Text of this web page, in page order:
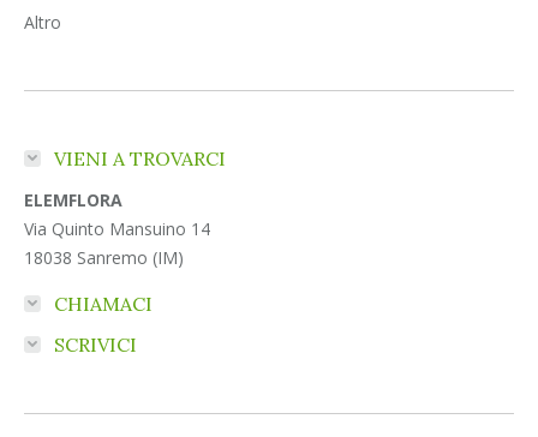
Altro
VIENI A TROVARCI
ELEMFLORA
Via Quinto Mansuino 14
18038 Sanremo (IM)
CHIAMACI
SCRIVICI